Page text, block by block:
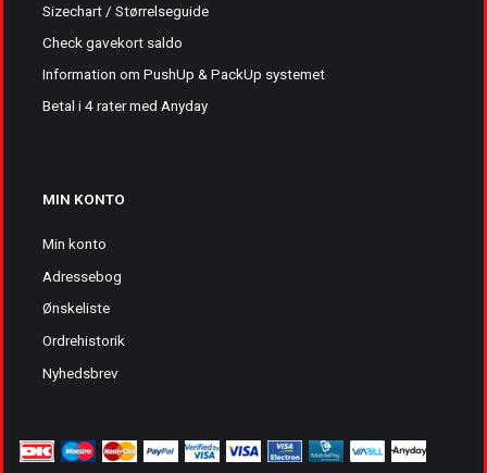
Sizechart / Størrelseguide
Check gavekort saldo
Information om PushUp & PackUp systemet
Betal i 4 rater med Anyday
MIN KONTO
Min konto
Adressebog
Ønskeliste
Ordrehistorik
Nyhedsbrev